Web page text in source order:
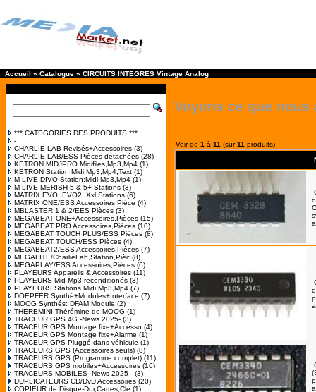
Accueil » Catalogue » CIRCUITS INTEGRES Vintage Analog
*** CATEGORIES DES PRODUITS ***
-
CHARLIE LAB Revisés+Accessoires (3)
CHARLIE LAB/ESS Pièces détachées (28)
KETRON MIDJPRO Midifiles,Mp3,Mp4 (1)
KETRON Station Midi,Mp3,Mp4,Text (1)
M-LIVE DIVO Station:Midi,Mp3,Mp4 (1)
M-LIVE MERISH 5 & 5+ Stations (3)
MATRIX EVO, EVO2, Xxl Stations (6)
MATRIX ONE/ESS Accessoires,Pièce (4)
MBLASTER 1 & 2/EES Pièces (3)
MEGABEAT ONE+Accessoires,Pièces (15)
MEGABEAT PRO Accessoires,Pièces (10)
MEGABEAT TOUCH PLUS/ESS Pièces (8)
MEGABEAT TOUCH/ESS Pièces (4)
MEGABEAT2/ESS Accessoires,Pièces (7)
MEGALITE/CharlieLab,Station,Pièc (8)
MEGAPLAY/ESS Accessoires,Pièces (6)
PLAYEURS Appareils & Accessoires (11)
PLAYEURS Mid-Mp3 reconditionés (3)
PLAYEURS Stations Midi,Mp3,Mp4 (7)
DOEPFER Synthé+Modules+Interface (7)
MOOG Synthés: DFAM Module (2)
THEREMINI Thérémine de MOOG (1)
TRACEUR GPS 4G -News 2025- (3)
TRACEUR GPS Montage fixe+Accesso (4)
TRACEUR GPS Montage fixe+Alarme (1)
TRACEUR GPS Pluggé dans véhicule (1)
TRACEURS GPS (Accessoires seuls) (8)
TRACEURS GPS (Programme complet) (11)
TRACEURS GPS mobiles+Accessoires (16)
TRACEURS MOBILES -News 2025 - (3)
DUPLICATEURS CD/DvD Accessoires (20)
COPIEUR de Disque-Dur,Cartes,Clé (1)
Voyons ce que nous
Voir de 1 à 11 (sur11 produits)